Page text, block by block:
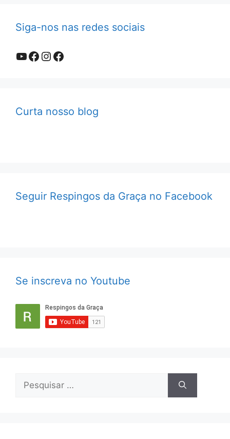
Siga-nos nas redes sociais
Youtube
Facebook
Instagram
Facebook
Curta nosso blog
Seguir Respingos da Graça no Facebook
Se inscreva no Youtube
por: